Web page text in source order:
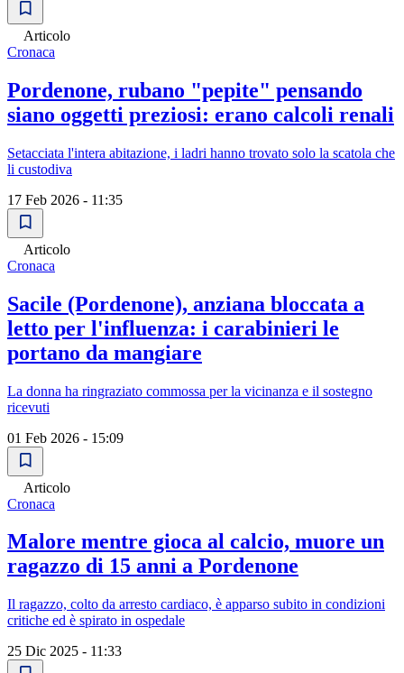
Articolo
Cronaca
Pordenone, rubano "pepite" pensando
siano oggetti preziosi: erano calcoli renali
Setacciata l'intera abitazione, i ladri hanno trovato solo la scatola che
li custodiva
17 Feb 2026 - 11:35
Articolo
Cronaca
Sacile (Pordenone), anziana bloccata a
letto per l'influenza: i carabinieri le
portano da mangiare
La donna ha ringraziato commossa per la vicinanza e il sostegno
ricevuti
01 Feb 2026 - 15:09
Articolo
Cronaca
Malore mentre gioca al calcio, muore un
ragazzo di 15 anni a Pordenone
Il ragazzo, colto da arresto cardiaco, è apparso subito in condizioni
critiche ed è spirato in ospedale
25 Dic 2025 - 11:33